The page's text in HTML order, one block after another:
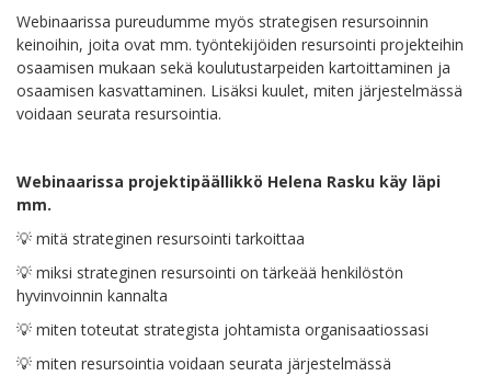
Webinaarissa pureudumme myös strategisen resursoinnin
keinoihin, joita ovat mm. työntekijöiden resursointi projekteihin
osaamisen mukaan sekä koulutustarpeiden kartoittaminen ja
osaamisen kasvattaminen. Lisäksi kuulet, miten järjestelmässä
voidaan seurata resursointia.
Webinaarissa projektipäällikkö Helena Rasku käy läpi
mm.
💡 mitä strateginen resursointi tarkoittaa
💡 miksi strateginen resursointi on tärkeää henkilöstön
hyvinvoinnin kannalta
💡 miten toteutat strategista johtamista organisaatiossasi
💡 miten resursointia voidaan seurata järjestelmässä